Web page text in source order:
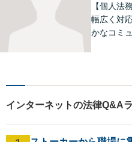
【個人法
幅広く対
かなコミ
ら、お早
い。【JR
分】【駐
インターネットの法律Q&A